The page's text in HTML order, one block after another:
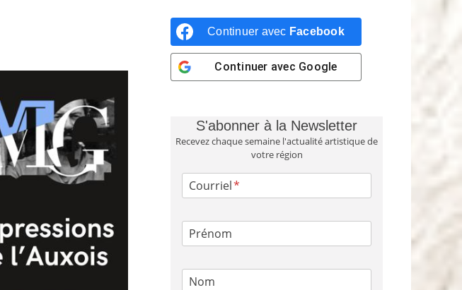
Continuer avec Facebook
Continuer avec Google
S'abonner à la Newsletter
Recevez chaque semaine l'actualité artistique de
votre région
Courriel
Prénom
Nom